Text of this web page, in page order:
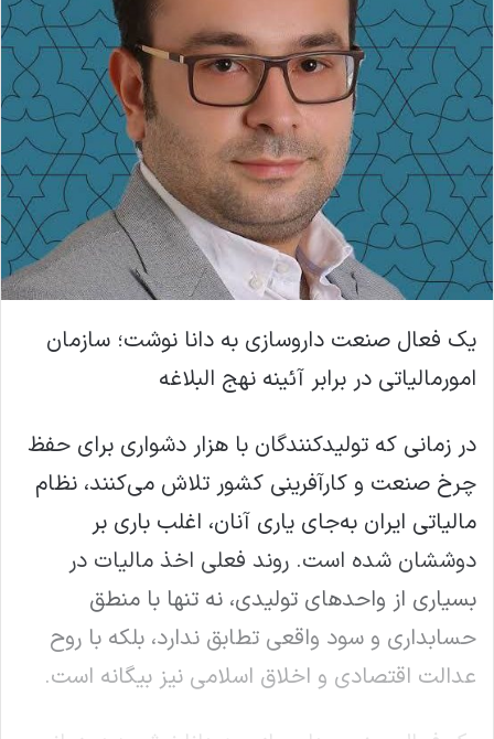
یک فعال صنعت داروسازی به دانا نوشت؛ سازمان
امورمالیاتی در برابر آئینه نهج البلاغه
در زمانی که تولیدکنندگان با هزار دشواری برای حفظ
چرخ صنعت و کارآفرینی کشور تلاش می‌کنند، نظام
مالیاتی ایران به‌جای یاری آنان، اغلب باری بر
دوششان شده است. روند فعلی اخذ مالیات در
بسیاری از واحدهای تولیدی، نه تنها با منطق
حسابداری و سود واقعی تطابق ندارد، بلکه با روح
عدالت اقتصادی و اخلاق اسلامی نیز بیگانه است.